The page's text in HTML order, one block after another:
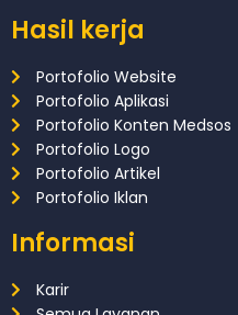
Hasil kerja
Portofolio Website
Portofolio Aplikasi
Portofolio Konten Medsos
Portofolio Logo
Portofolio Artikel
Portofolio Iklan
Informasi
Karir